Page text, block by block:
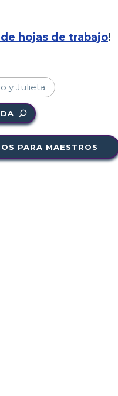
hojas de trabajo!
PARA MAESTROS